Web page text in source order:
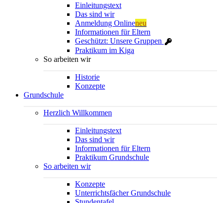
Einleitungstext
Das sind wir
Anmeldung Onlineneu
Informationen für Eltern
Geschützt: Unsere Gruppen
Praktikum im Kiga
So arbeiten wir
Historie
Konzepte
Grundschule
Herzlich Willkommen
Einleitungstext
Das sind wir
Informationen für Eltern
Praktikum Grundschule
So arbeiten wir
Konzepte
Unterrichtsfächer Grundschule